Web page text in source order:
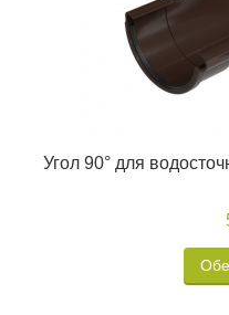
Угол 90° для